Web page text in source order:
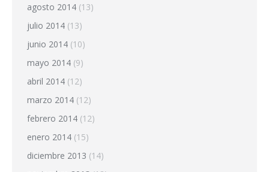
agosto 2014 (13)
julio 2014 (13)
junio 2014 (10)
mayo 2014 (9)
abril 2014 (12)
marzo 2014 (12)
febrero 2014 (12)
enero 2014 (15)
diciembre 2013 (14)